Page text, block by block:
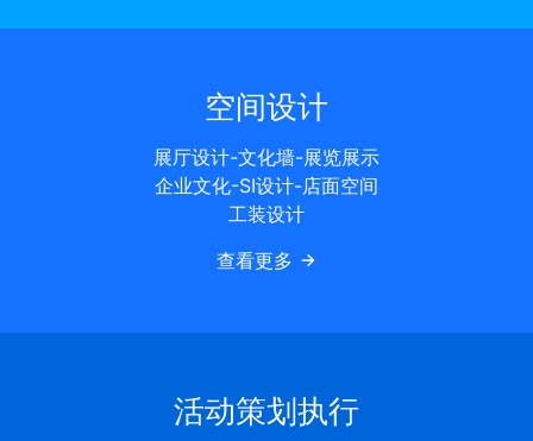
空间设计
展厅设计-文化墙-展览展示
企业文化-SI设计-店面空间
工装设计
查看更多
活动策划执行